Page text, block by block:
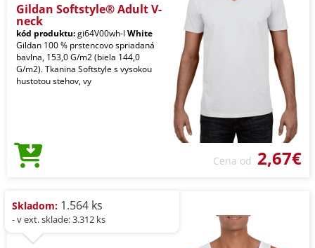
Gildan Softstyle® Adult V-
neck
kód produktu:gi64V00wh-l White
Gildan 100 % prstencovo spriadaná
bavlna, 153,0 G/m2 (biela 144,0
G/m2). Tkanina Softstyle s vysokou
hustotou stehov, vy
Cena od 2,67€
Skladom: 1.564 ks
- v ext. sklade: 3.312 ks